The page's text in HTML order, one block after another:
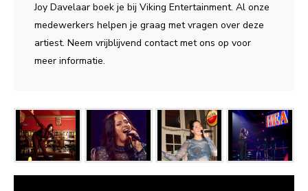
Joy Davelaar boek je bij Viking Entertainment. Al onze
medewerkers helpen je graag met vragen over deze
artiest. Neem vrijblijvend contact met ons op voor
meer informatie.